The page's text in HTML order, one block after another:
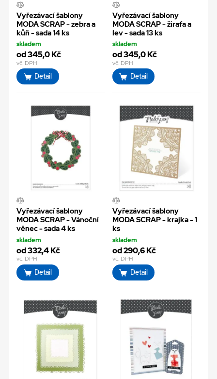
Vyřezávací šablony
MODA SCRAP - zebra a
kůň - sada 14 ks
skladem
od 345,0 Kč
vč. DPH
Detail
Vyřezávací šablony
MODA SCRAP - žirafa a
lev - sada 13 ks
skladem
od 345,0 Kč
vč. DPH
Detail
Vyřezávací šablony
MODA SCRAP - Vánoční
věnec - sada 4 ks
skladem
od 332,4 Kč
vč. DPH
Detail
Vyřezávací šablony
MODA SCRAP - krajka - 1
ks
skladem
od 290,6 Kč
vč. DPH
Detail